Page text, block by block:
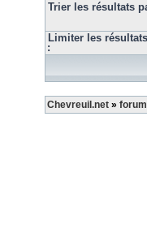
Trier les résultats
Limiter les
:
Chevreuil.net »